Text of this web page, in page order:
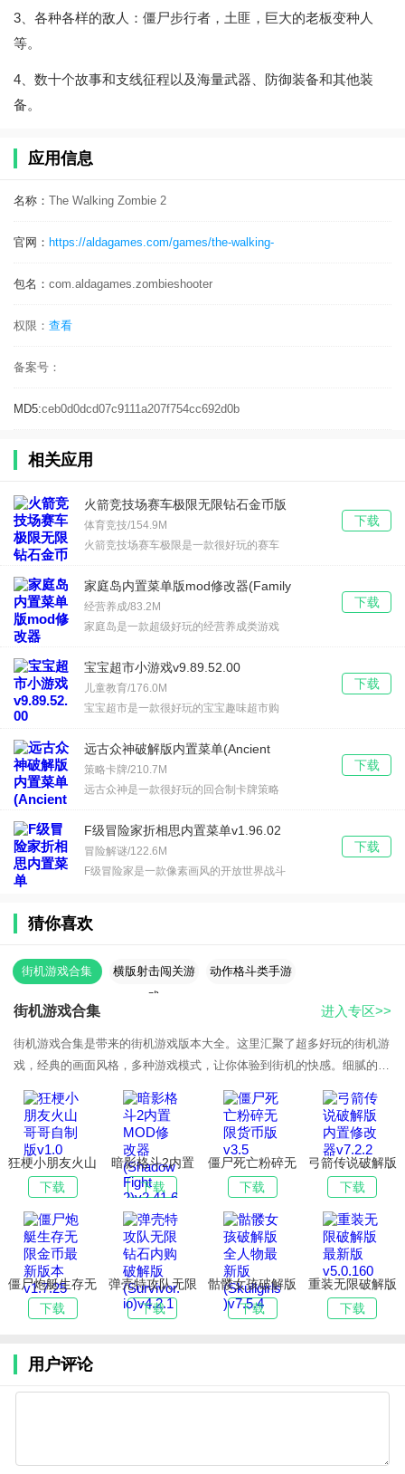
3、各种各样的敌人：僵尸步行者，土匪，巨大的老板变种人
等。
4、数十个故事和支线征程以及海量武器、防御装备和其他装
备。
应用信息
名称： The Walking Zombie 2
官网： https://aldagames.com/games/the-walking-
包名： com.aldagames.zombieshooter
权限： 查看
备案号：
MD5:ceb0d0dcd07c9111a207f754cc692d0b
相关应用
火箭竞技场赛车极限无限钻石金币版
(R.A.C.E.)v1.4.3
体育竞技/154.9M
火箭竞技场赛车极限是一款很好玩的赛车
下载
家庭岛内置菜单版mod修改器(Family
Island)v2025178.1.82402
经营养成/83.2M
家庭岛是一款超级好玩的经营养成类游戏
下载
宝宝超市小游戏v9.89.52.00
儿童教育/176.0M
宝宝超市是一款很好玩的宝宝趣味超市购
下载
远古众神破解版内置菜单(Ancient
Gods)v1.19.0
策略卡牌/210.7M
远古众神是一款很好玩的回合制卡牌策略
下载
F级冒险家折相思内置菜单v1.96.02
冒险解谜/122.6M
F级冒险家是一款像素画风的开放世界战斗
下载
猜你喜欢
街机游戏合集
横版射击闯关游
戏
动作格斗类手游
街机游戏合集
街机游戏合集是带来的街机游戏版本大全。这里汇聚了超多好玩的街机游
戏，经典的画面风格，多种游戏模式，让你体验到街机的快感。细腻的操
作，真实的打击感，满足用户的不同
进入专区>>
狂梗小朋友火山
哥哥自制版v1.0
下载
暗影格斗2内置
MOD修改器
(Shadow Fight
2)v2.41.6
下载
僵尸死亡粉碎无
限货币版v3.5
下载
弓箭传说破解版
内置修改器
v7.2.2
下载
僵尸炮艇生存无
限金币最新版本
v1.7.25
下载
弹壳特攻队无限
钻石内购破解版
(Survivor.io)v4.
下载
骷髅女孩破解版
全人物最新版
(Skullgirls)v7.5.
下载
重装无限破解版
最新版v5.0.160
下载
用户评论